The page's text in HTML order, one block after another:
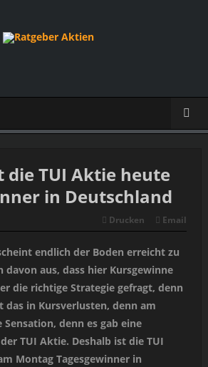
die TUI Aktie heute
in Deutschland
Drucken Email
endlich der Boden erreicht zu
davon aus, dass hier Kursgewinne
die richtige Strategie gefragt, denn
das in Kursverlusten, denn am
Sensation, denn es gab eine
TUI Aktie. Deshalb ist die TUI
Montag Tagesgewinner in